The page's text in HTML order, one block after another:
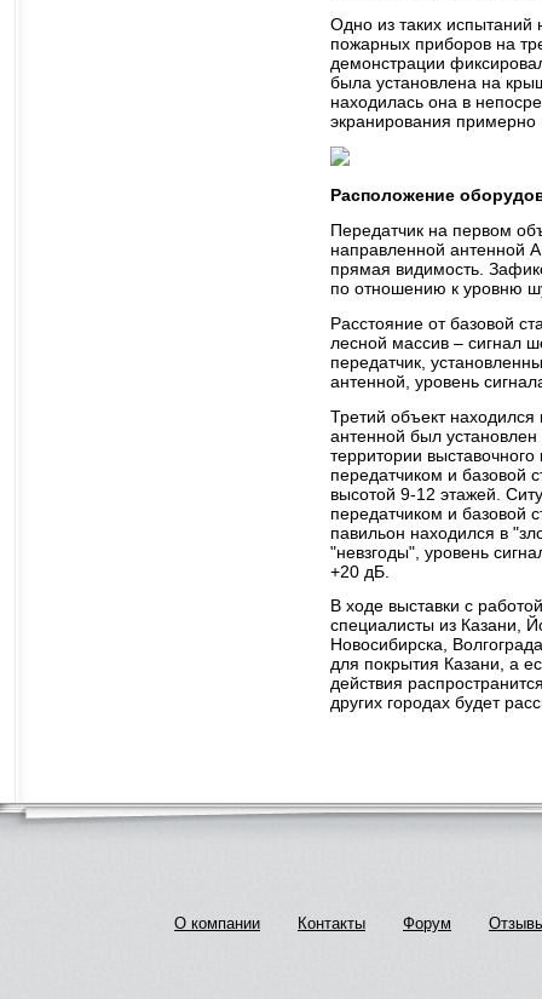
Одно из таких испытаний
пожарных приборов на
демонстрации
была установлена на
находилась она в
экранирования примерно
Расположение
Передатчик на первом
направленной антенной
прямая видимость.
по отношению к уровню
Расстояние от базовой
лесной массив – сигнал
передатчик,
антенной, уровень
Третий объект
антенной был
территории
передатчиком и базовой
высотой 9-12 этажей.
передатчиком и базовой
павильон находился в
"невзгоды", уровень
+20 дБ.
В ходе выставки с
специалисты из Казани,
Новосибирска,
для покрытия Казани, а
действия
других городах будет
О компании Контакты Форум